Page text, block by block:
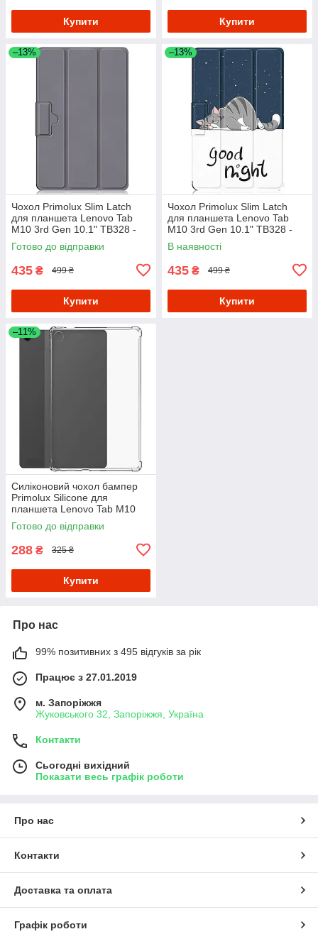
Купити Купити
–13%
Чохол Primolux Slim Latch
для планшета Lenovo Tab
M10 3rd Gen 10.1" TB328 -
Grey
Готово до відправки
435 ₴ 499 ₴
Купити
–13%
Чохол Primolux Slim Latch
для планшета Lenovo Tab
M10 3rd Gen 10.1" TB328 -
Good Night
В наявності
435 ₴ 499 ₴
Купити
–11%
Силіконовий чохол бампер
Primolux Silicone для
планшета Lenovo Tab M10
3rd Gen 10.1" TB328 - Clear
Готово до відправки
288 ₴ 325 ₴
Купити
Про нас
99% позитивних з 495 відгуків за рік
Працює з 27.01.2019
м. Запоріжжя
Жуковського 32, Запоріжжя, Україна
Контакти
Сьогодні вихідний
Показати весь графік роботи
Про нас
Контакти
Доставка та оплата
Графік роботи